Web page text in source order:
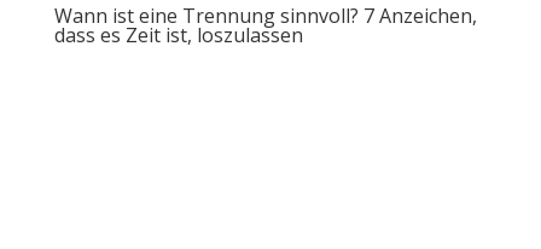
Wann ist eine Trennung sinnvoll? 7 Anzeichen,
dass es Zeit ist, loszulassen